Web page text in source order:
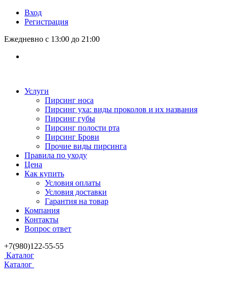
Вход
Регистрация
Ежедневно с 13:00 до 21:00
Услуги
Пирсинг носа
Пирсинг уха: виды проколов и их названия
Пирсинг губы
Пирсинг полости рта
Пирсинг Брови
Прочие виды пирсинга
Правила по уходу
Цена
Как купить
Условия оплаты
Условия доставки
Гарантия на товар
Компания
Контакты
Вопрос ответ
+7(980)122-55-55
Каталог
Каталог